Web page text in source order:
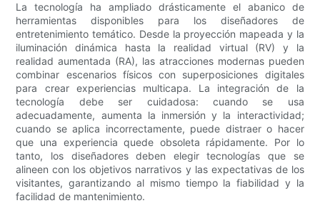
La tecnología ha ampliado drásticamente el abanico de
herramientas disponibles para los diseñadores de
entretenimiento temático. Desde la proyección mapeada y la
iluminación dinámica hasta la realidad virtual (RV) y la
realidad aumentada (RA), las atracciones modernas pueden
combinar escenarios físicos con superposiciones digitales
para crear experiencias multicapa. La integración de la
tecnología debe ser cuidadosa: cuando se usa
adecuadamente, aumenta la inmersión y la interactividad;
cuando se aplica incorrectamente, puede distraer o hacer
que una experiencia quede obsoleta rápidamente. Por lo
tanto, los diseñadores deben elegir tecnologías que se
alineen con los objetivos narrativos y las expectativas de los
visitantes, garantizando al mismo tiempo la fiabilidad y la
facilidad de mantenimiento.